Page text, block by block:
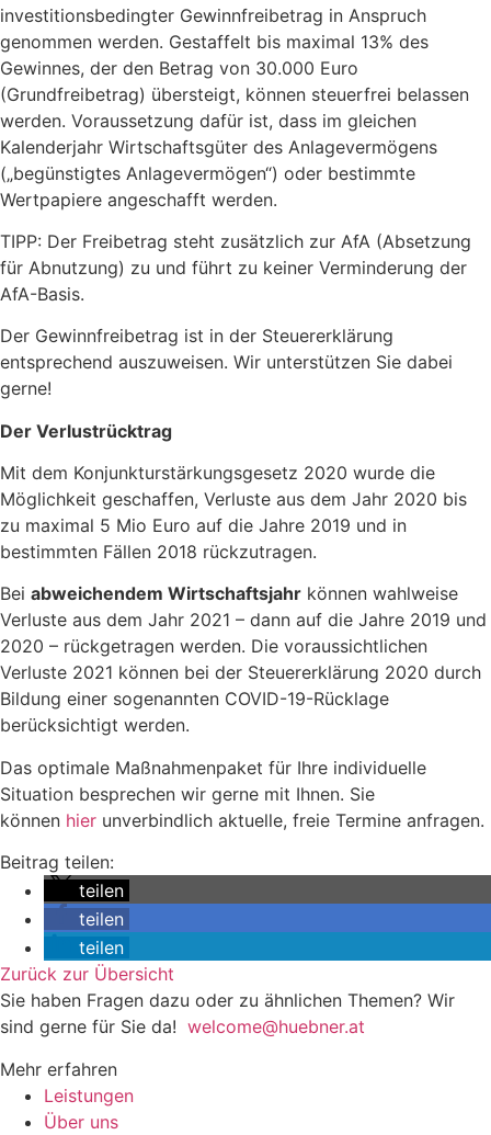
investitionsbedingter Gewinnfreibetrag in Anspruch
genommen werden. Gestaffelt bis maximal 13% des
Gewinnes, der den Betrag von 30.000 Euro
(Grundfreibetrag) übersteigt, können steuerfrei belassen
werden. Voraussetzung dafür ist, dass im gleichen
Kalenderjahr Wirtschaftsgüter des Anlagevermögens
(„begünstigtes Anlagevermögen“) oder bestimmte
Wertpapiere angeschafft werden.
TIPP: Der Freibetrag steht zusätzlich zur AfA (Absetzung
für Abnutzung) zu und führt zu keiner Verminderung der
AfA-Basis.
Der Gewinnfreibetrag ist in der Steuererklärung
entsprechend auszuweisen. Wir unterstützen Sie dabei
gerne!
Der Verlustrücktrag
Mit dem Konjunkturstärkungsgesetz 2020 wurde die
Möglichkeit geschaffen, Verluste aus dem Jahr 2020 bis
zu maximal 5 Mio Euro auf die Jahre 2019 und in
bestimmten Fällen 2018 rückzutragen.
Bei abweichendem Wirtschaftsjahr können wahlweise
Verluste aus dem Jahr 2021 – dann auf die Jahre 2019 und
2020 – rückgetragen werden. Die voraussichtlichen
Verluste 2021 können bei der Steuererklärung 2020 durch
Bildung einer sogenannten COVID-19-Rücklage
berücksichtigt werden.
Das optimale Maßnahmenpaket für Ihre individuelle
Situation besprechen wir gerne mit Ihnen. Sie
können hier unverbindlich aktuelle, freie Termine anfragen.
Beitrag teilen:
teilen
teilen
teilen
Zurück zur Übersicht
Sie haben Fragen dazu oder zu ähnlichen Themen? Wir
sind gerne für Sie da! welcome@huebner.at
Mehr erfahren
Leistungen
Über uns